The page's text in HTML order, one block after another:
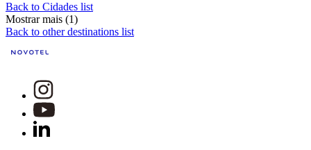
Back to Cidades list
Mostrar mais (1)
Back to other destinations list